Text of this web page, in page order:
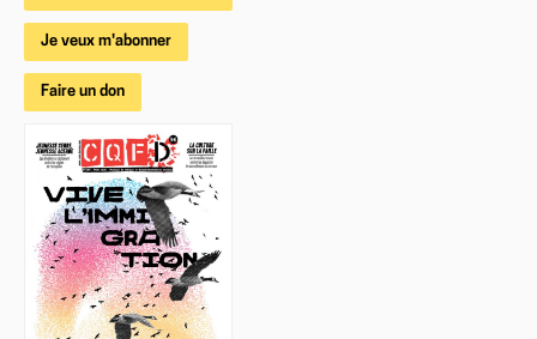
Je veux m'abonner
Faire un don